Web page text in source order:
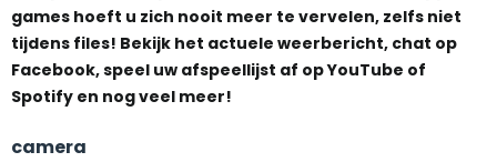
games hoeft u zich nooit meer te vervelen, zelfs niet
tijdens files! Bekijk het actuele weerbericht, chat op
Facebook, speel uw afspeellijst af op YouTube of
Spotify en nog veel meer!
camera